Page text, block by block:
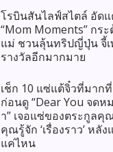
โรบินสันไลฟ์สไตล์ อัด
“Mom Moments” กร
แม่ ชวนลุ้นทริปญี่ปุ่น จี้
รางวัลอีกมากมาย
เช็ก 10 แซ่แต้จิ๋วที่มาก
ก่อนดู “Dear You จดห
า” เจอแซ่ของตระกูลคุ
คุณรู้จัก ‘เรื่องราว’ หลั
แค่ไหน